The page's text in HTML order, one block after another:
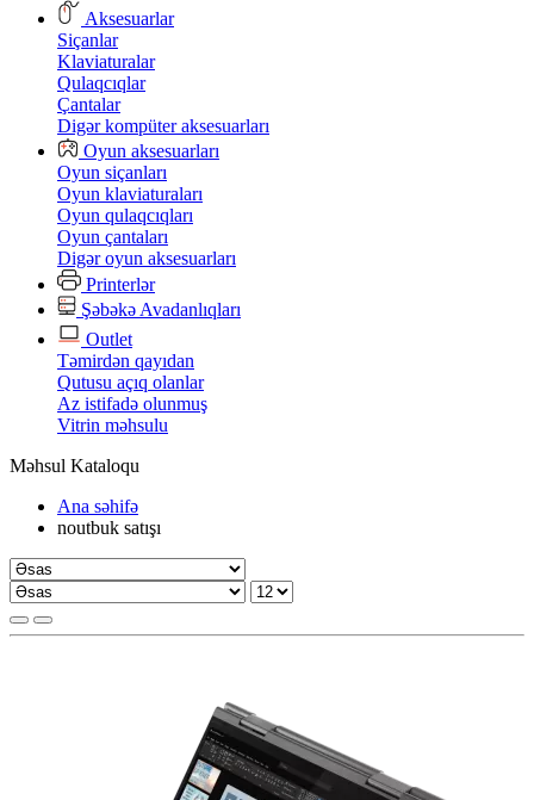
Aksesuarlar
Siçanlar
Klaviaturalar
Qulaqcıqlar
Çantalar
Digər kompüter aksesuarları
Oyun aksesuarları
Oyun siçanları
Oyun klaviaturaları
Oyun qulaqcıqları
Oyun çantaları
Digər oyun aksesuarları
Printerlər
Şəbəkə Avadanlıqları
Outlet
Təmirdən qayıdan
Qutusu açıq olanlar
Az istifadə olunmuş
Vitrin məhsulu
Məhsul Kataloqu
Ana səhifə
noutbuk satışı